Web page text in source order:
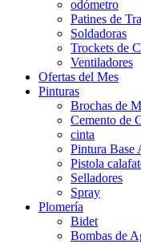
odómetro
Patines de
Soldadoras
Trockets de
Ventiladores
Ofertas del Mes
Pinturas
Brochas de
Cemento de
cinta
Pintura Base
Pistola
Selladores
Spray
Plomería
Bidet
Bombas de